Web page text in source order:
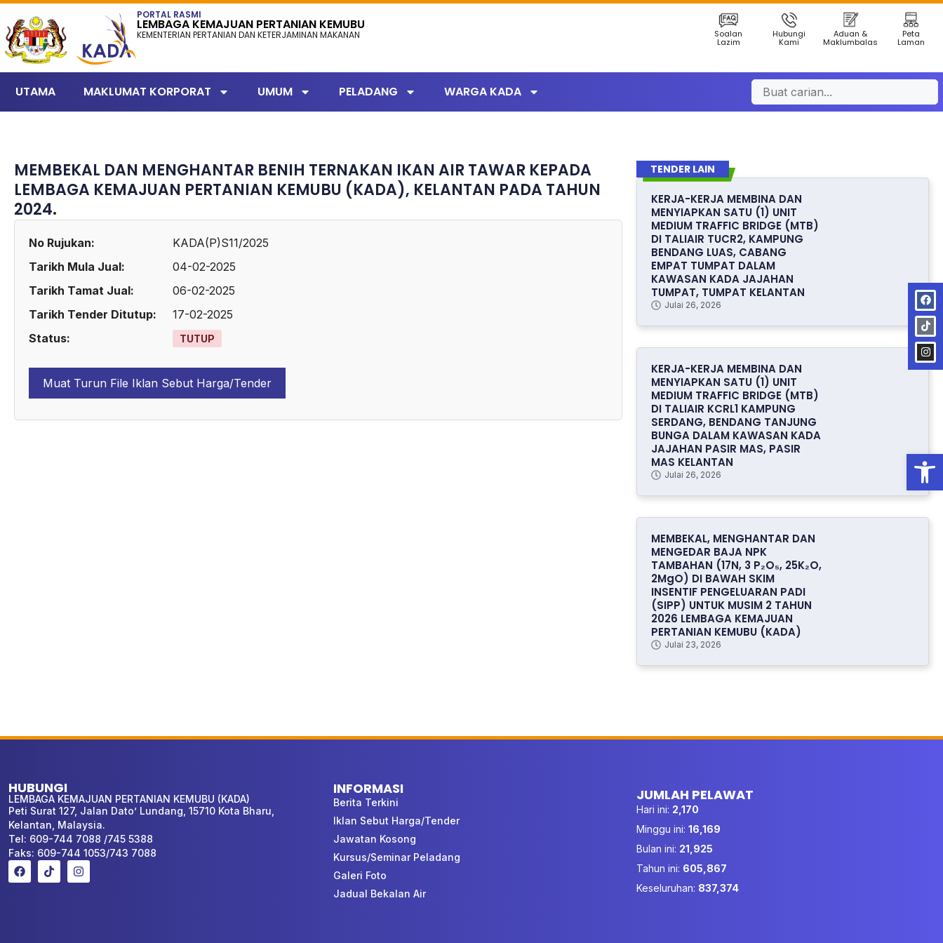
PORTAL RASMI
LEMBAGA KEMAJUAN PERTANIAN KEMUBU
KEMENTERIAN PERTANIAN DAN KETERJAMINAN MAKANAN Soalan
Lazim
Hubungi
Kami
Aduan &
Maklumbalas
Peta
Laman
UTAMA MAKLUMAT KORPORAT UMUM PELADANG WARGA KADA
MEMBEKAL DAN MENGHANTAR BENIH TERNAKAN IKAN AIR TAWAR KEPADA
LEMBAGA KEMAJUAN PERTANIAN KEMUBU (KADA), KELANTAN PADA TAHUN
2024.
No Rujukan:
KADA(P)S11/2025
Tarikh Mula Jual:
04-02-2025
Tarikh Tamat Jual:
06-02-2025
Tarikh Tender Ditutup:
17-02-2025
Status:
TUTUP
Muat Turun File Iklan Sebut Harga/Tender
TENDER LAIN
KERJA-KERJA MEMBINA DAN
MENYIAPKAN SATU (1) UNIT
MEDIUM TRAFFIC BRIDGE (MTB)
DI TALIAIR TUCR2, KAMPUNG
BENDANG LUAS, CABANG
EMPAT TUMPAT DALAM
KAWASAN KADA JAJAHAN
TUMPAT, TUMPAT KELANTAN
Julai 26, 2026
KERJA-KERJA MEMBINA DAN
MENYIAPKAN SATU (1) UNIT
MEDIUM TRAFFIC BRIDGE (MTB)
DI TALIAIR KCRL1 KAMPUNG
SERDANG, BENDANG TANJUNG
BUNGA DALAM KAWASAN KADA
JAJAHAN PASIR MAS, PASIR
MAS KELANTAN
Julai 26, 2026
MEMBEKAL, MENGHANTAR DAN
MENGEDAR BAJA NPK
TAMBAHAN (17N, 3 P₂O₅, 25K₂O,
2MgO) DI BAWAH SKIM
INSENTIF PENGELUARAN PADI
(SIPP) UNTUK MUSIM 2 TAHUN
2026 LEMBAGA KEMAJUAN
PERTANIAN KEMUBU (KADA)
Julai 23, 2026
HUBUNGI
LEMBAGA KEMAJUAN PERTANIAN KEMUBU (KADA)
Peti Surat 127, Jalan Dato’ Lundang, 15710 Kota Bharu,
Kelantan, Malaysia.
Tel: 609-744 7088 /745 5388
Faks: 609-744 1053/743 7088
INFORMASI
Berita Terkini
Iklan Sebut Harga/Tender
Jawatan Kosong
Kursus/Seminar Peladang
Galeri Foto
Jadual Bekalan Air
JUMLAH PELAWAT
Hari ini: 2,170
Minggu ini: 16,169
Bulan ini: 21,925
Tahun ini: 605,867
Keseluruhan: 837,374